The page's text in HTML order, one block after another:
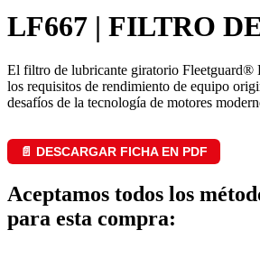
LF667 | FILTRO
El filtro de lubricante giratorio Fleetguard®
los requisitos de rendimiento de equipo
desafíos de la tecnología de motores
📄 DESCARGAR FICHA EN PDF
Aceptamos todos los
para esta compra: